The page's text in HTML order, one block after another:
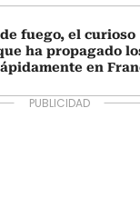
fuego, el curioso
ha propagado
en